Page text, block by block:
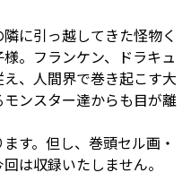
に引っ越してきた怪物く
。フランケン、ドラキュ
、人間界で巻き起こす大
ンスター達からも目が離
す。但し、巻頭セル画・
は収録いたしません。